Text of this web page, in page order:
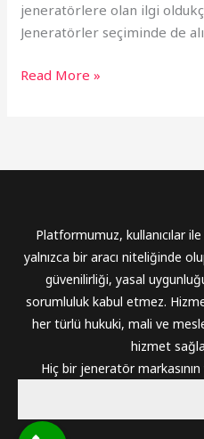
jeneratörlere olan ilgi
Jeneratörler seçiminde de
Read More »
Platformumuz, kullanıcılar
yalnızca bir aracı niteliğinde
güvenilirliği, yasal
sorumluluk kabul etmez.
her türlü hukuki, mali ve
hizmet
Hiç bir jeneratör